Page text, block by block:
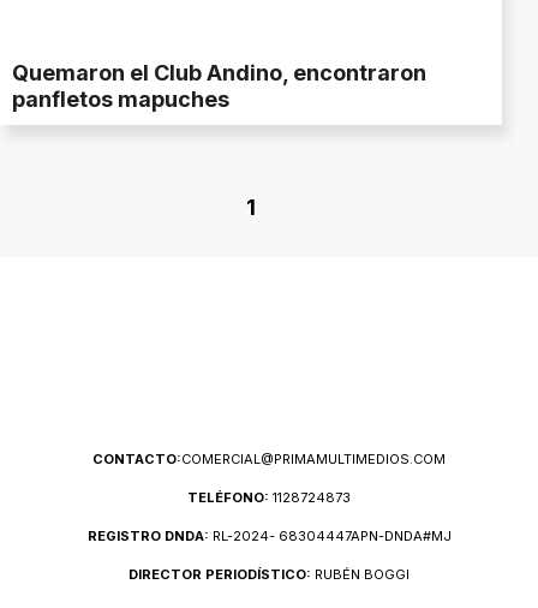
Quemaron el Club Andino, encontraron
panfletos mapuches
1
CONTACTO:COMERCIAL@PRIMAMULTIMEDIOS.COM
TELÉFONO: 1128724873
REGISTRO DNDA: RL-2024- 68304447APN-DNDA#MJ
DIRECTOR PERIODÍSTICO: RUBÉN BOGGI